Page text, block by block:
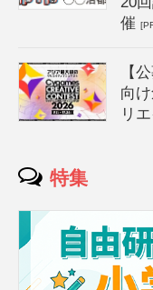
催
【
向
リ
特集